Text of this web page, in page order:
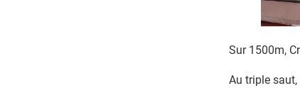
Sur 1500m,
Au triple